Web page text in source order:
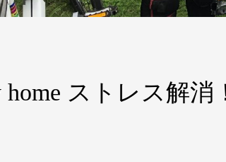
home ストレス解